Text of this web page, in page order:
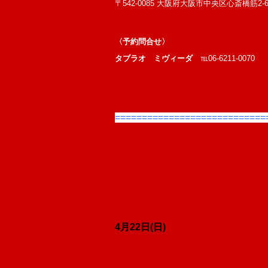
〒542-0085 大阪府大阪市中央区心斎橋筋2-
〈予約問合せ〉
タブラオ ミヴィーダ ℡06-6211-0070
4月22 日(日)